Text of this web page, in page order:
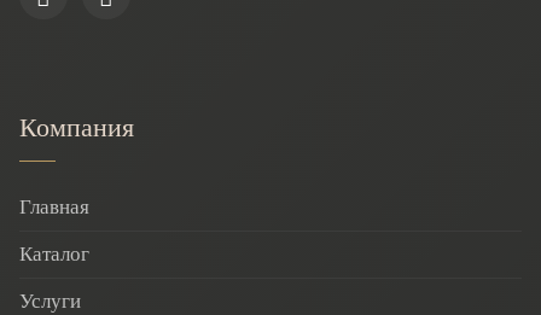
Компания
Главная
Каталог
Услуги